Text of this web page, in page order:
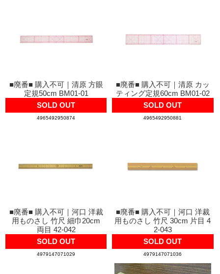
■廃番■ 購入不可｜清原 方眼
定規50cm BM01-01
SOLD OUT
4965492950874
■廃番■ 購入不可｜清原 カッ
ティング定規60cm BM01-02
SOLD OUT
4965492950881
■廃番■ 購入不可｜河口 洋裁
用ものさし 竹尺 細巾20cm
両目 42-042
SOLD OUT
4979147071029
■廃番■ 購入不可｜河口 洋裁
用ものさし 竹尺 30cm 片目 4
2-043
SOLD OUT
4979147071036